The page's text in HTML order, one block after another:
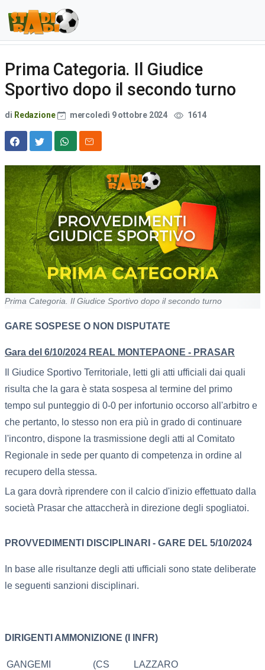
Prima Categoria. Il Giudice
Sportivo dopo il secondo turno
di Redazione mercoledì 9 ottobre 2024 1614
Prima Categoria. Il Giudice Sportivo dopo il secondo turno
GARE SOSPESE O NON DISPUTATE
Gara del 6/10/2024 REAL MONTEPAONE - PRASAR
Il Giudice Sportivo Territoriale, letti gli atti ufficiali dai quali
risulta che la gara è stata sospesa al termine del primo
tempo sul punteggio di 0-0 per infortunio occorso all'arbitro e
che pertanto, lo stesso non era più in grado di continuare
l'incontro, dispone la trasmissione degli atti al Comitato
Regionale in sede per quanto di competenza in ordine al
recupero della stessa.
La gara dovrà riprendere con il calcio d'inizio effettuato dalla
società Prasar che attaccherà in direzione degli spogliatoi.
PROVVEDIMENTI DISCIPLINARI - GARE DEL 5/10/2024
In base alle risultanze degli atti ufficiali sono state deliberate
le seguenti sanzioni disciplinari.
DIRIGENTI AMMONIZIONE (I INFR)
GANGEMI
(CS LAZZARO